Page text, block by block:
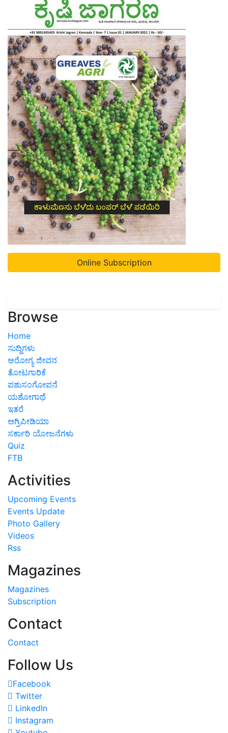
Online Subscription
Browse
Home
ಸುದ್ದಿಗಳು
ಆರೋಗ್ಯ ಜೀವನ
ತೋಟಗಾರಿಕೆ
ಪಶುಸಂಗೋಪನೆ
ಯಶೋಗಾಥೆ
ಇತರೆ
ಅಗ್ರಿಪೀಡಿಯಾ
ಸರ್ಕಾರಿ ಯೋಜನೆಗಳು
Quiz
FTB
Activities
Upcoming Events
Events Update
Photo Gallery
Videos
Rss
Magazines
Magazines
Subscription
Contact
Contact
Follow Us
Facebook
Twitter
LinkedIn
Instagram